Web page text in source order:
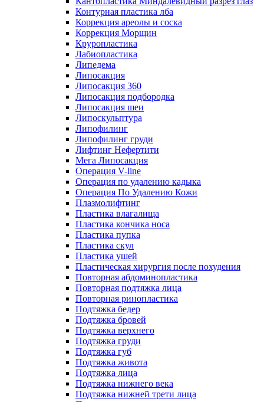
Контурная пластика лба
Коррекция ареолы и соска
Коррекция Морщин
Круропластика
Лабиопластика
Липедема
Липосакция
Липосакция 360
Липосакция подбородка
Липосакция шеи
Липоскульптура
Липофилинг
Липофилинг груди
Лифтинг Нефертити
Мега Липосакция
Операция V-line
Операция по удалению кадыка
Операция По Удалению Кожи
Плазмолифтинг
Пластика влагалища
Пластика кончика носа
Пластика пупка
Пластика скул
Пластика ушей
Пластическая хирургия после похудения
Повторная абдоминопластика
Повторная подтяжка лица
Повторная ринопластика
Подтяжка бедер
Подтяжка бровей
Подтяжка верхнего
Подтяжка груди
Подтяжка губ
Подтяжка живота
Подтяжка лица
Подтяжка нижнего века
Подтяжка нижней трети лица